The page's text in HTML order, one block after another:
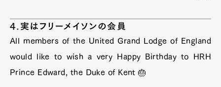
4.実はフリーメイソンの会員
All members of the United Grand Lodge of England
would like to wish a very Happy Birthday to HRH
Prince Edward, the Duke of Kent 🎂